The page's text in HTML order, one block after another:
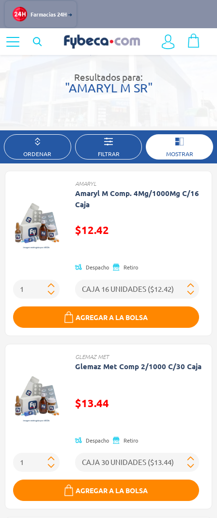
Farmacias 24H
Resultados de búsqueda
Resultados para:
"AMARYL M SR"
ORDENAR FILTRAR MOSTRAR
AMARYL
Amaryl M Comp. 4Mg/1000Mg C/16
Caja
$12.42
Despacho Retiro
AGREGAR A LA BOLSA
GLEMAZ MET
Glemaz Met Comp 2/1000 C/30 Caja
$13.44
Despacho Retiro
AGREGAR A LA BOLSA